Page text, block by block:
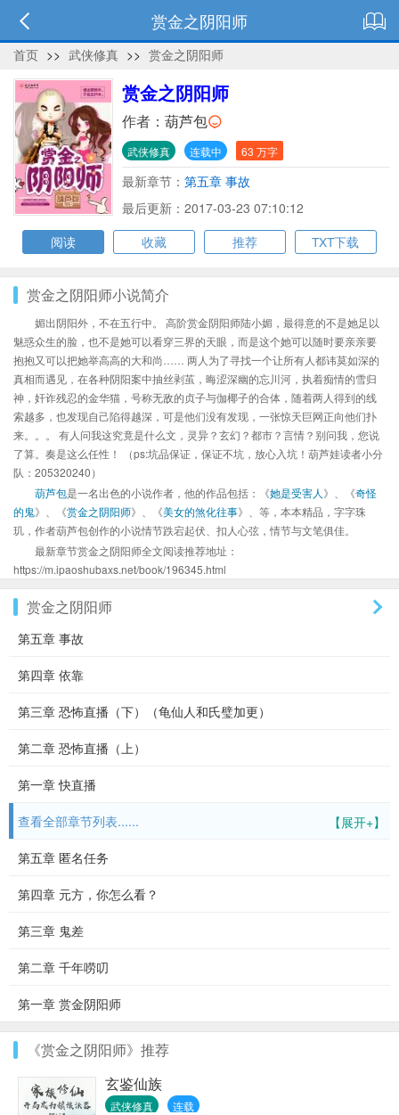
赏金之阴阳师
首页 >> 武侠修真 >> 赏金之阴阳师
赏金之阴阳师
作者： 葫芦包
武侠修真 连载中 63 万字
最新章节： 第五章 事故
最后更新：2017-03-23 07:10:12
阅读
收藏 推荐 TXT下载
赏金之阴阳师小说简介
媚出阴阳外，不在五行中。 高阶赏金阴阳师陆小媚，最得意的不是她足以
魅惑众生的脸，也不是她可以看穿三界的天眼，而是这个她可以随时要亲亲要
抱抱又可以把她举高高的大和尚…… 两人为了寻找一个让所有人都讳莫如深的
真相而遇见，在各种阴阳案中抽丝剥茧，晦涩深幽的忘川河，执着痴情的雪归
神，奸诈残忍的金华猫，号称无敌的贞子与伽椰子的合体，随着两人得到的线
索越多，也发现自己陷得越深，可是他们没有发现，一张惊天巨网正向他们扑
来。。。 有人问我这究竟是什么文，灵异？玄幻？都市？言情？别问我，您说
了算。奏是这么任性！ （ps:坑品保证，保证不坑，放心入坑！葫芦娃读者小分
队：205320240）
葫芦包是一名出色的小说作者，他的作品包括：《她是受害人 》、《奇怪
的鬼》、《赏金之阴阳师》、《美女的煞化往事》、等，本本精品，字字珠
玑，作者葫芦包创作的小说情节跌宕起伏、扣人心弦，情节与文笔俱佳。
最新章节赏金之阴阳师全文阅读推荐地址：
https://m.ipaoshubaxs.net/book/196345.html
赏金之阴阳师
第五章 事故
第四章 依靠
第三章 恐怖直播（下）（龟仙人和氏璧加更）
第二章 恐怖直播（上）
第一章 快直播
【展开+】
查看全部章节列表......
第五章 匿名任务
第四章 元方，你怎么看？
第三章 鬼差
第二章 千年唠叨
第一章 赏金阴阳师
《赏金之阴阳师》推荐
玄鉴仙族
武侠修真 连载